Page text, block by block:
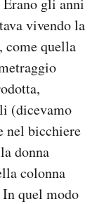
gli anni
vivendo la
come quella
(dicevamo
nel bicchiere
donna
colonna
In quel modo